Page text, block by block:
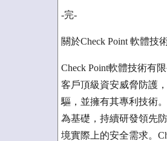
-完-
關於Check Point 軟體技
Check Point軟體技術有
客戶頂級資安威脅防護
驅，並擁有其專利技術
為基礎，持續研發領先
境實際上的安全需求。